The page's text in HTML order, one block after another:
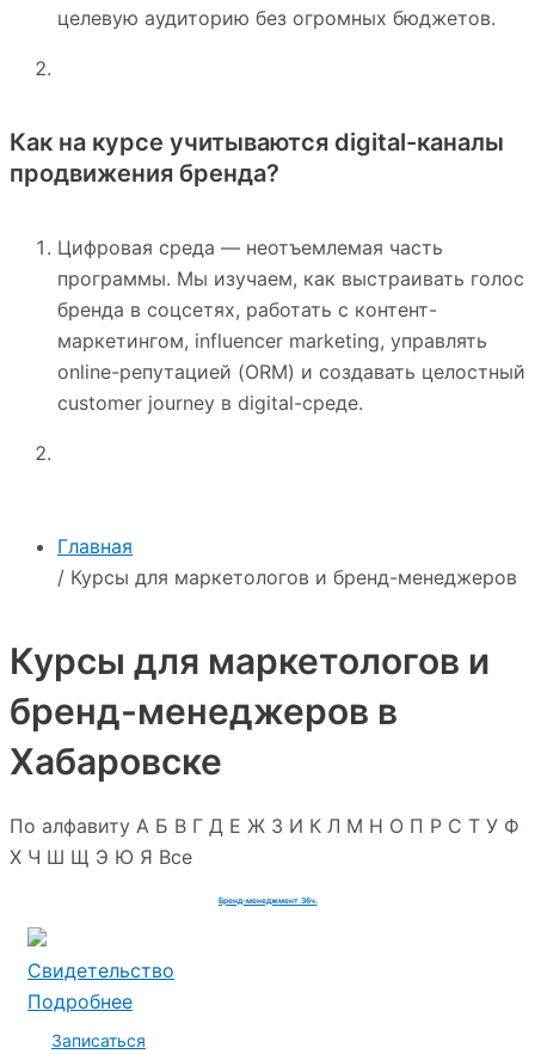
Главная
/ Курсы для маркетологов и бренд-менеджеров
Курсы для маркетологов и
бренд-менеджеров в
Хабаровске
По алфавиту А Б В Г Д Е Ж З И К Л М Н О П Р С Т У Ф
Х Ч Ш Щ Э Ю Я Все
Бренд-менеджмент 36ч.
Свидетельство
Подробнее
Записаться
целевую аудиторию без огромных бюджетов.
Как на курсе учитываются digital-каналы
продвижения бренда?
Цифровая среда — неотъемлемая часть
программы. Мы изучаем, как выстраивать голос
бренда в соцсетях, работать с контент-
маркетингом, influencer marketing, управлять
online-репутацией (ORM) и создавать целостный
customer journey в digital-среде.